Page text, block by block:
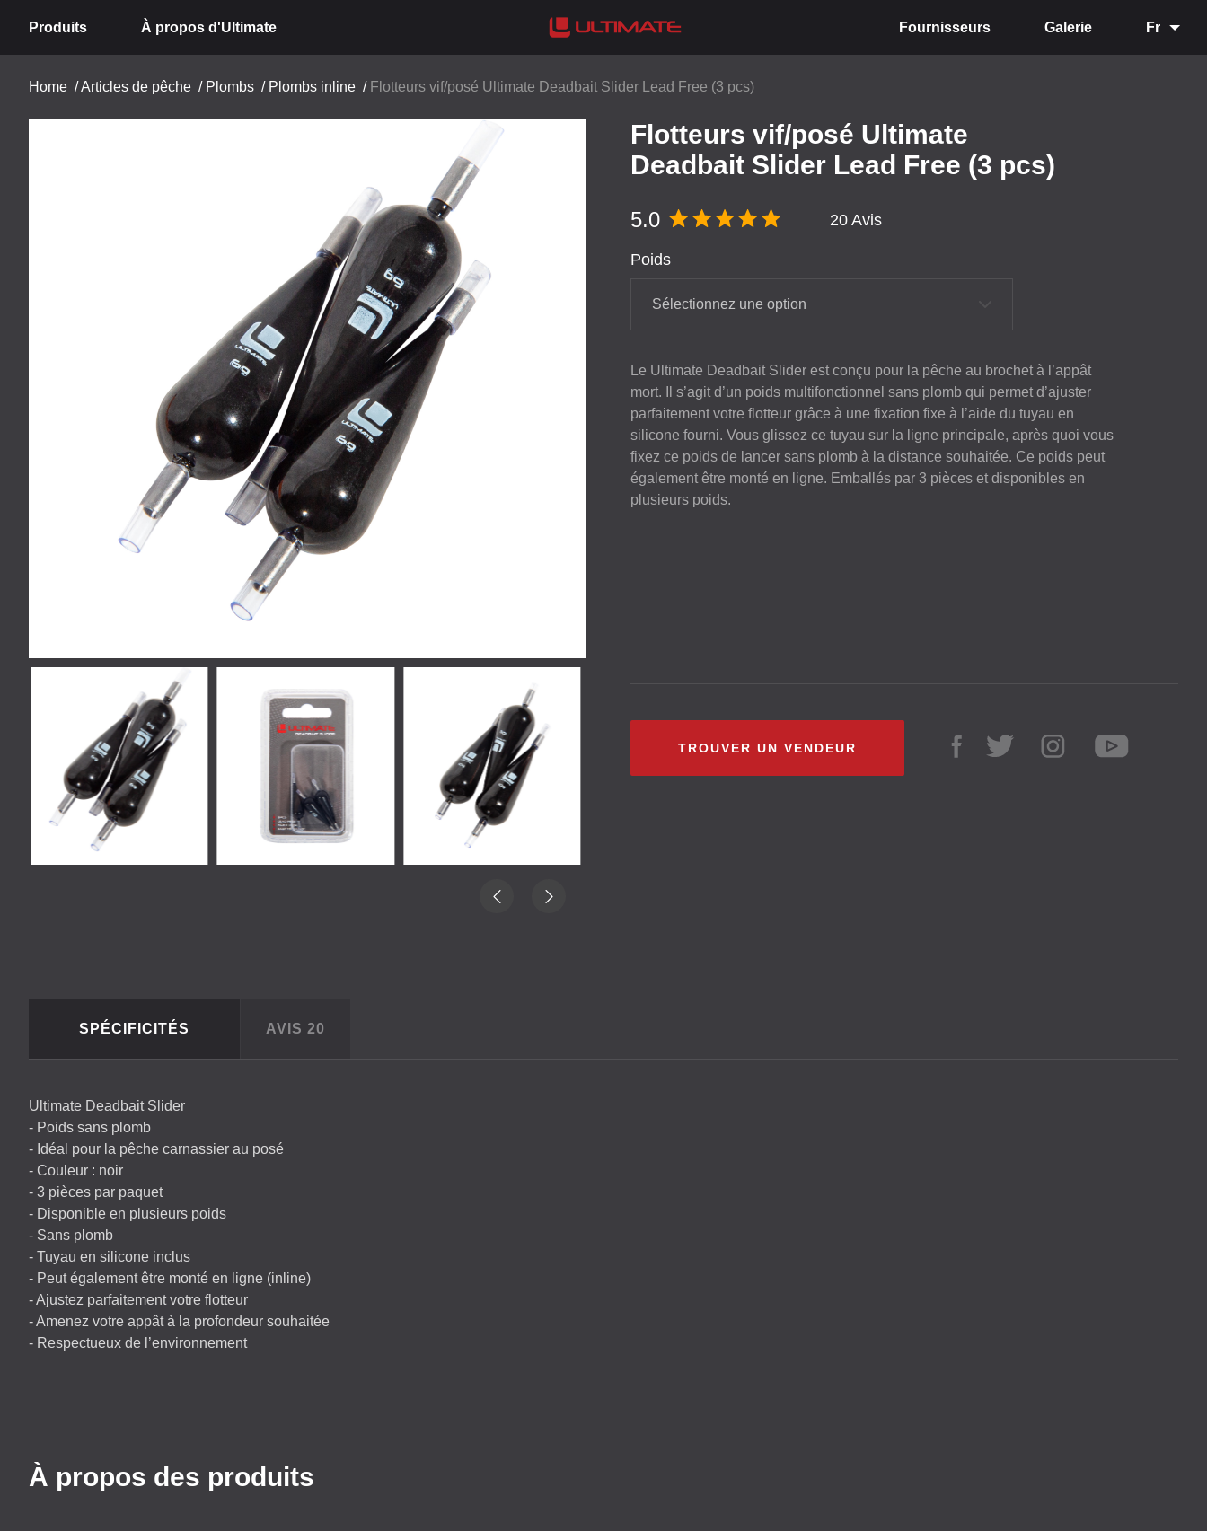
Produits À propos d'Ultimate Fournisseurs Galerie Fr
Home /Articles de pêche / Plombs / Plombs inline / Flotteurs vif/posé Ultimate Deadbait Slider Lead Free (3 pcs)
Flotteurs vif/posé Ultimate
Deadbait Slider Lead Free (3 pcs)
5.0 20 Avis
Poids
Sélectionnez une option
Le Ultimate Deadbait Slider est conçu pour la pêche au brochet à l’appât
mort. Il s’agit d’un poids multifonctionnel sans plomb qui permet d’ajuster
parfaitement votre flotteur grâce à une fixation fixe à l’aide du tuyau en
silicone fourni. Vous glissez ce tuyau sur la ligne principale, après quoi vous
fixez ce poids de lancer sans plomb à la distance souhaitée. Ce poids peut
également être monté en ligne. Emballés par 3 pièces et disponibles en
plusieurs poids.
TROUVER UN VENDEUR
SPÉCIFICITÉS AVIS 20
Ultimate Deadbait Slider
- Poids sans plomb
- Idéal pour la pêche carnassier au posé
- Couleur : noir
- 3 pièces par paquet
- Disponible en plusieurs poids
- Sans plomb
- Tuyau en silicone inclus
- Peut également être monté en ligne (inline)
- Ajustez parfaitement votre flotteur
- Amenez votre appât à la profondeur souhaitée
- Respectueux de l’environnement
À propos des produits